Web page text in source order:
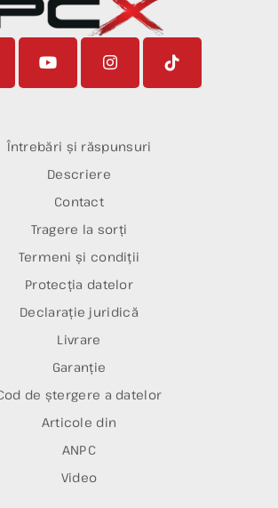
Întrebări și răspunsuri
Descriere
Contact
Tragere la sorți
Termeni și condiții
Protecția datelor
Declarație juridică
Livrare
Garanție
de ștergere a datelor
Articole din
ANPC
Video